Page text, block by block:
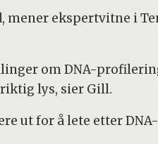
mener ekspertvitne i
om DNA-
lys, sier Gill.
ut for å lete etter